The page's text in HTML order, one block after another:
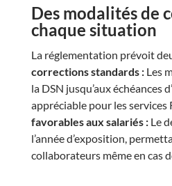
Des modalités de
chaque situation
La réglementation prévoit
corrections standards : Les
la DSN jusqu’aux
appréciable pour les services
favorables aux salariés : Le
l’année d’exposition,
collaborateurs même en cas